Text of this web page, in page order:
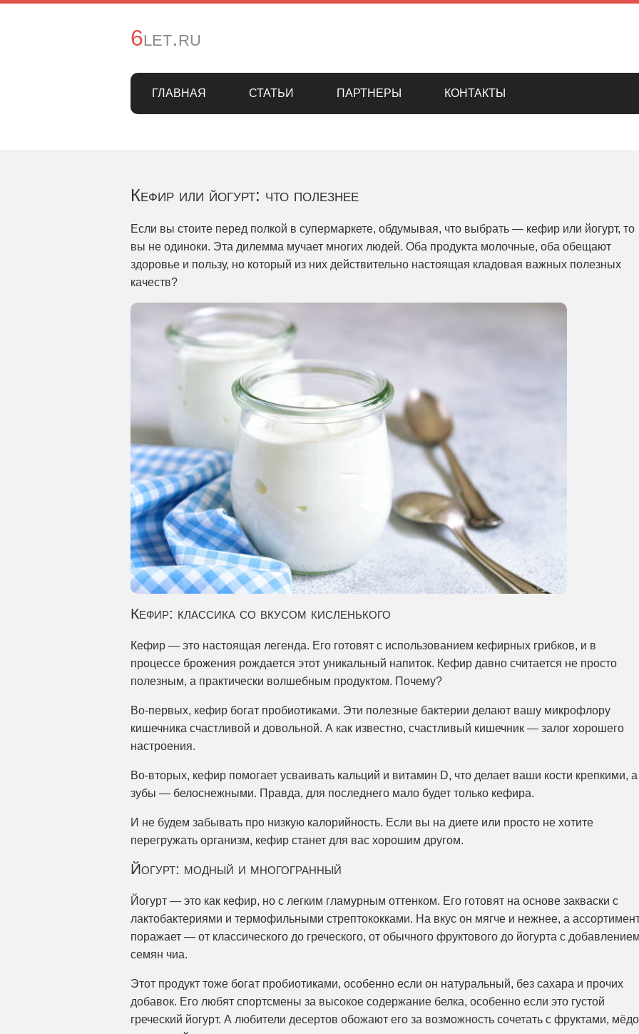
6let.ru
ГЛАВНАЯ СТАТЬИ ПАРТНЕРЫ КОНТАКТЫ
Кефир или йогурт: что полезнее
Если вы стоите перед полкой в супермаркете, обдумывая, что выбрать — кефир или йогурт, то
вы не одиноки. Эта дилемма мучает многих людей. Оба продукта молочные, оба обещают
здоровье и пользу, но который из них действительно настоящая кладовая важных полезных
качеств?
Кефир: классика со вкусом кисленького
Кефир — это настоящая легенда. Его готовят с использованием кефирных грибков, и в
процессе брожения рождается этот уникальный напиток. Кефир давно считается не просто
полезным, а практически волшебным продуктом. Почему?
Во-первых, кефир богат пробиотиками. Эти полезные бактерии делают вашу микрофлору
кишечника счастливой и довольной. А как известно, счастливый кишечник — залог хорошего
настроения.
Во-вторых, кефир помогает усваивать кальций и витамин D, что делает ваши кости крепкими, а
зубы — белоснежными. Правда, для последнего мало будет только кефира.
И не будем забывать про низкую калорийность. Если вы на диете или просто не хотите
перегружать организм, кефир станет для вас хорошим другом.
Йогурт: модный и многогранный
Йогурт — это как кефир, но с легким гламурным оттенком. Его готовят на основе закваски с
лактобактериями и термофильными стрептококками. На вкус он мягче и нежнее, а
поражает — от классического до греческого, от обычного фруктового до йогурта с
семян чиа.
Этот продукт тоже богат пробиотиками, особенно если он натуральный, без сахара и прочих
добавок. Его любят спортсмены за высокое содержание белка, особенно если это густой
греческий йогурт. А любители десертов обожают его за возможность сочетать с фруктами,